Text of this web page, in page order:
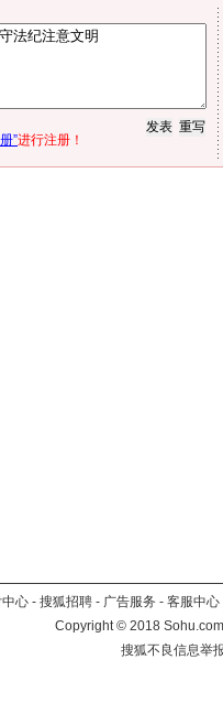
”进行注册！
心 - 搜狐招聘 - 广告服务 - 客服中心
Copyright©2018
搜狐不良信息举